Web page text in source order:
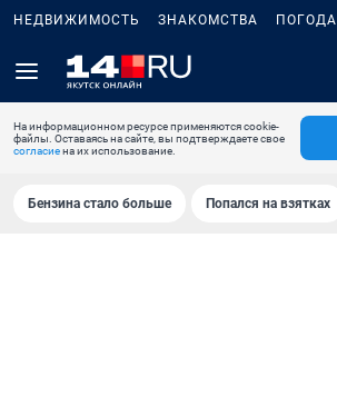
НЕДВИЖИМОСТЬ ЗНАКОМСТВА ПОГОДА
На информационном ресурсе применяются cookie-
файлы. Оставаясь на сайте, вы подтверждаете свое
согласиена их использование.
Бензина стало больше Попался на взятках